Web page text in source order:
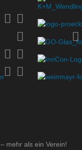
mehr als ein Verein!